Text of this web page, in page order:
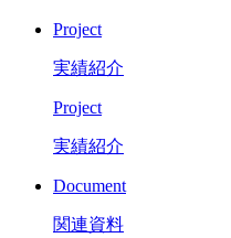
Project
実績紹介
Project
実績紹介
Document
関連資料